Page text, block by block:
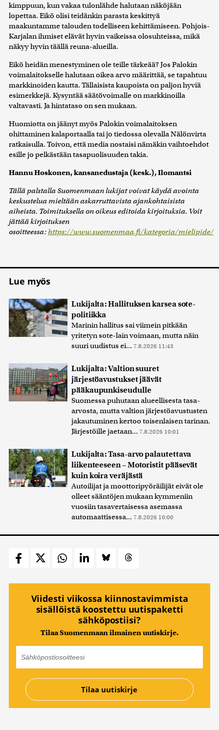
kimppuun, kun vakaa tulonlähde halutaan näköjään
lopettaa. Eikö olisi teidänkin parasta keskittyä
maakuntamme talouden todelliseen kehittämiseen. Pohjois-
Karjalan ihmiset elävät hyvin vaikeissa olosuhteissa, mikä
näkyy hyvin täällä reuna-alueilla.
Eikö heidän menestyminen ole teille tärkeää? Jos Palokin
voimalaitokselle halutaan oikea arvo määrittää, se tapahtuu
markkinoiden kautta. Tällaisista kaupoista on paljon hyviä
esimerkkejä. Kysyntää säätövoimalle on markkinoilla
valtavasti. Ja hintataso on sen mukaan.
Huomiotta on jäänyt myös Palokin voimalaitoksen
ohittaminen kalaportaalla tai jo tiedossa olevalla Nälönvirta
ratkaisulla. Toivon, että media nostaisi nämäkin vaihtoehdot
esille jo pelkästään tasapuolisuuden takia.
Hannu Hoskonen, kansanedustaja (kesk.), Ilomantsi
Tällä palstalla Suomenmaan lukijat voivat käydä avointa
keskustelua mieltään askarruttavista ajankohtaisista
aiheista. Toimituksella on oikeus editoida kirjoituksia. Voit
jättää kirjoituksen
osoitteessa:https://www.suomenmaa.fi/kategoria/mielipide/
Lue myös
Lukijalta: Hallituksen karsea sote-
politiikka
Marinin hallitus sai viimein pitkään
yritetyn sote-lain voimaan, mutta näin
suuri uudistus ei... 7.8.2026 11:43
Lukijalta: Valtion suuret
järjestöavustukset jäävät
pääkaupunkiseudulle
Suomessa puhutaan alueellisesta tasa-
arvosta, mutta valtion järjestöavustusten
jakautuminen kertoo toisenlaisen tarinan.
Järjestöille jaetaan... 7.8.2026 10:01
Lukijalta: Tasa-arvo palautettava
liikenteeseen – Motoristit pääsevät
kuin koira veräjästä
Autoilijat ja moottoripyöräilijät eivät ole
olleet sääntöjen mukaan kymmeniin
vuosiin tasavertaisessa asemassa
automaattisessa... 7.8.2026 10:00
Viidesti viikossa kiinnostavimmista
sisällöistä koostettu uutispaketti
sähköpostiisi?
Tilaa Suomenmaan ilmainen uutiskirje.